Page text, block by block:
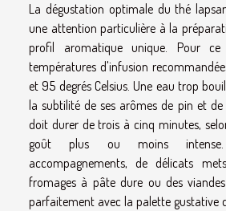
La dégustation optimale du thé
une attention particulière à la
profil aromatique unique. Pour
températures d'infusion
et 95 degrés Celsius. Une eau trop
la subtilité de ses arômes de pin et
doit durer de trois à cinq minutes,
goût plus ou moins intense.
accompagnements, de délicats
fromages à pâte dure ou des
parfaitement avec la palette gustative